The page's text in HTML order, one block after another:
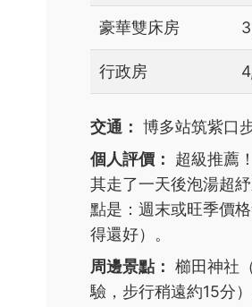
豪華雙床房
行政房
交通： 博多站筑紫口
個人評價：
超級推薦
其走了一天後泡湯超
點是：週末或旺季價
得還好）。
周邊景點： 櫛田神社
驗，步行稍遠約15分）